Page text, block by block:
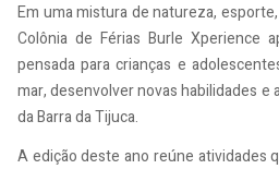
Em uma mistura de natureza,
Colônia de Férias Burle Xperience
pensada para crianças e
mar, desenvolver novas habilidades e
da Barra da Tijuca.
A edição deste ano reúne atividades